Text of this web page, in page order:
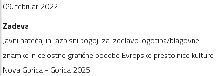
09. februar 2022
Zadeva
Javni natečaj in razpisni pogoji za izdelavo logotipa/blagovne
znamke in celostne grafične podobe Evropske prestolnice kulture
Nova Gorica - Gorica 2025